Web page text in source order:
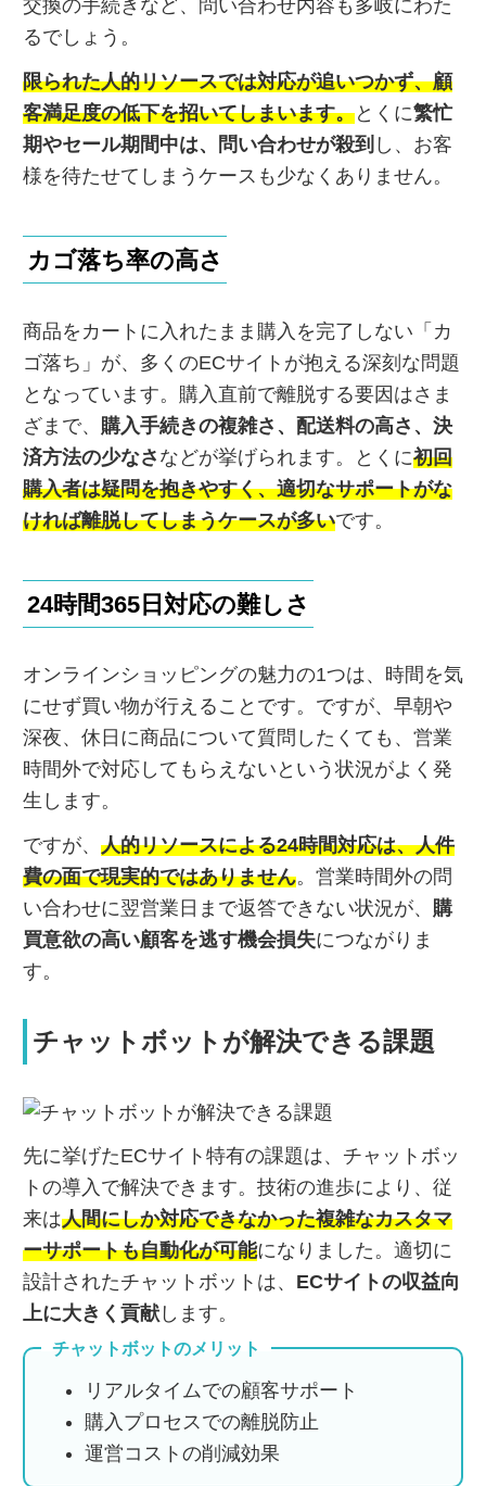
交換の手続きなど、問い合わせ内容も多岐にわた
るでしょう。
限られた人的リソースでは対応が追いつかず、顧
客満足度の低下を招いてしまいます。とくに繁忙
期やセール期間中は、問い合わせが殺到 し、お客
様を待たせてしまうケースも少なくありません。
カゴ落ち率の高さ
商品をカートに入れたまま購入を完了しない「カ
ゴ落ち」が、多くのECサイトが抱える深刻な問題
となっています。購入直前で離脱する要因はさま
ざまで、 購入手続きの複雑さ、配送料の高さ、決
済方法の少なさ などが挙げられます。とくに初回
購入者は疑問を抱きやすく、適切なサポートがな
ければ離脱してしまうケースが多いです。
24時間365日対応の難しさ
オンラインショッピングの魅力の1つは、時間を気
にせず買い物が行えることです。ですが、早朝や
深夜、休日に商品について質問したくても、営業
時間外で対応してもらえないという状況がよく発
生します。
ですが、 人的リソースによる24時間対応は、人件
費の面で現実的ではありません。営業時間外の問
い合わせに翌営業日まで返答できない状況が、 購
買意欲の高い顧客を逃す機会損失につながりま
す。
チャットボットが解決できる課題
先に挙げたECサイト特有の課題は、チャットボッ
トの導入で解決できます。技術の進歩により、従
来は人間にしか対応できなかった複雑なカスタマ
ーサポートも自動化が可能になりました。適切に
設計されたチャットボットは、 ECサイトの収益向
上に大きく貢献 します。
チャットボットのメリット
リアルタイムでの顧客サポート
購入プロセスでの離脱防止
運営コストの削減効果